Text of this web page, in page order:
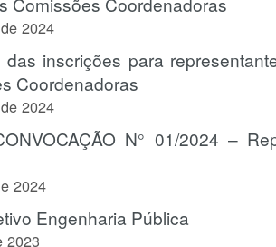
2024
das inscrições para
Coordenadoras
2024
N° 01/2024 –
2024
Engenharia Pública
2023